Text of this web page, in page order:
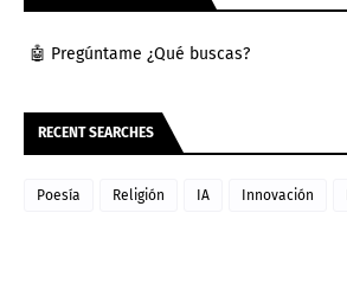
🤖 Pregúntame ¿Qué buscas?
RECENT SEARCHES
Poesía Religión IA Innovación